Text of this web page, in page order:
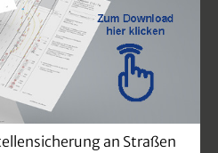
an Straßen